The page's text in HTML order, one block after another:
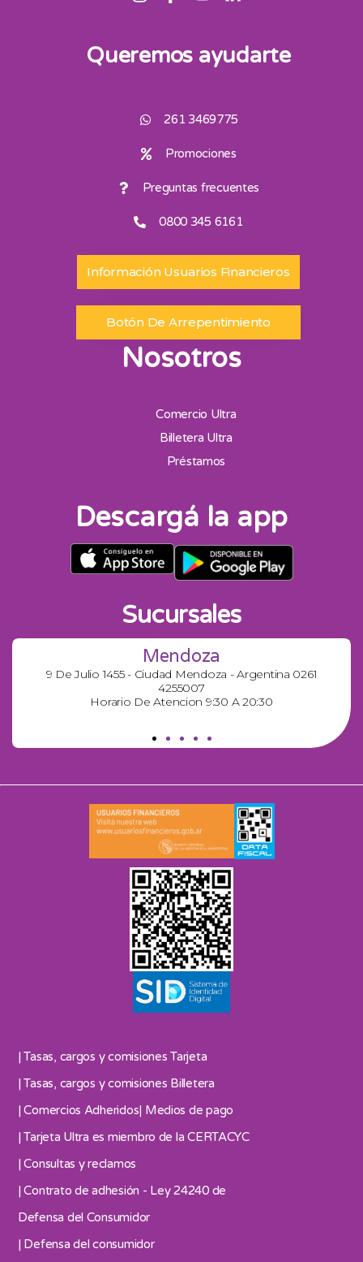
Queremos ayudarte
261 3469775
Promociones
Preguntas frecuentes
0800 345 6161
Información Usuarios Financieros
Botón De Arrepentimiento
Nosotros
Comercio Ultra
Billetera Ultra
Préstamos
Descargá la app
Sucursales
Mendoza
9 De Julio 1455 - Ciudad Mendoza - Argentina 0261
4255007
Horario De Atencion 9:30 A 20:30
| Tasas, cargos y comisiones Tarjeta
| Tasas, cargos y comisiones Billetera
| Comercios Adheridos| Medios de pago
| Tarjeta Ultra es miembro de la CERTACYC
| Consultas y reclamos
| Contrato de adhesión - Ley 24240 de
Defensa del Consumidor
| Defensa del consumidor